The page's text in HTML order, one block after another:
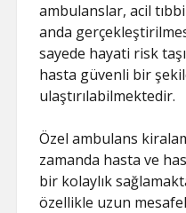
ambulanslar, acil
anda
sayede hayati risk
hasta güvenli bir
ulaştırılabilmektedir.
Özel ambulans
zamanda hasta ve
bir kolaylık
özellikle uzun